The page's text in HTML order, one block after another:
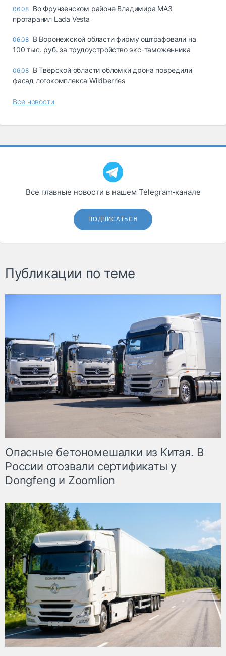
06.08 Во Фрунзенском районе Владимира МАЗ
протаранил Lada Vesta
06.08 В Воронежской области фирму оштрафовали на
100 тыс. руб. за трудоустройство экс-таможенника
06.08 В Тверской области обломки дрона повредили
фасад логокомплекса Wildberries
Все новости
Все главные новости в нашем Telegram‑канале
ПОДПИСАТЬСЯ
Публикации по теме
Опасные бетономешалки из Китая. В
России отозвали сертификаты у
Dongfeng и Zoomlion